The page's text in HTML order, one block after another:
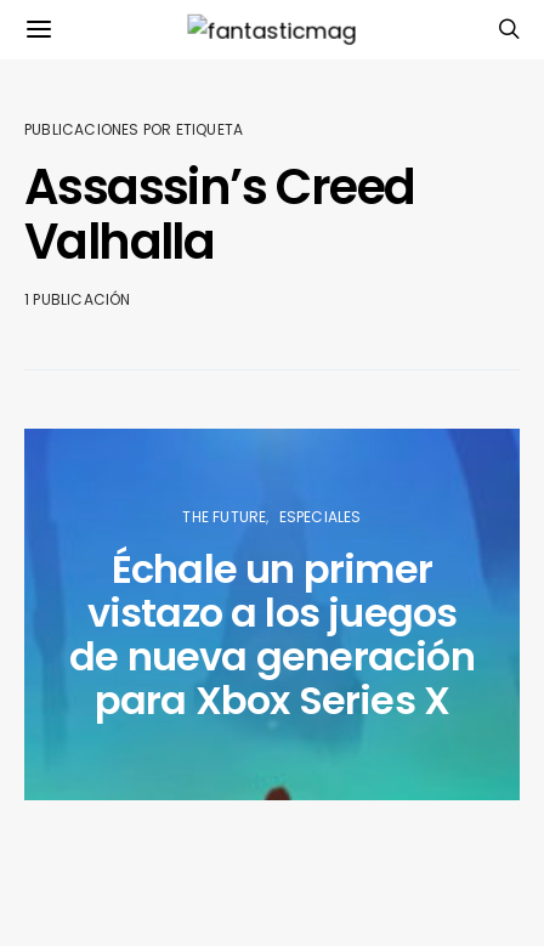
PUBLICACIONES POR ETIQUETA
Assassin’s Creed
Valhalla
1 PUBLICACIÓN
THE FUTURE ESPECIALES
Échale un primer
vistazo a los juegos
de nueva generación
para Xbox Series X